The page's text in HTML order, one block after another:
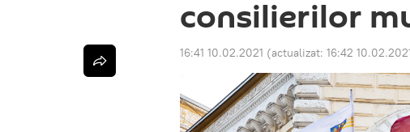
consilierilor
16:41 10.02.2021 (actualizat: 16:42